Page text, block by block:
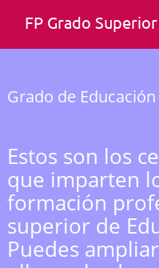
FP Grado Superior
Grado de
Estos son los
que imparten
formación
superior de
Puedes